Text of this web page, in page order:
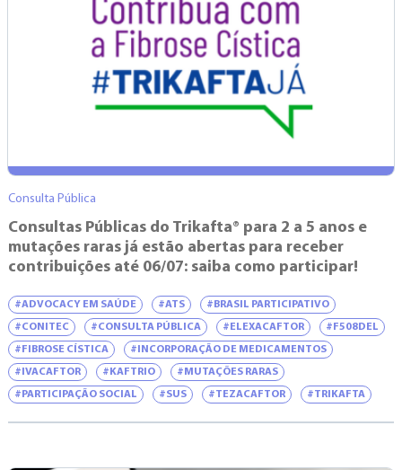
Consulta Pública
Consultas Públicas do Trikafta® para 2 a 5 anos e
mutações raras já estão abertas para receber
contribuições até 06/07: saiba como participar!
#ADVOCACY EM SAÚDE #ATS #BRASIL PARTICIPATIVO
#CONITEC #CONSULTA PÚBLICA #ELEXACAFTOR #F508DEL
#FIBROSE CÍSTICA #INCORPORAÇÃO DE MEDICAMENTOS
#IVACAFTOR #KAFTRIO #MUTAÇÕES RARAS
#PARTICIPAÇÃO SOCIAL #SUS #TEZACAFTOR #TRIKAFTA